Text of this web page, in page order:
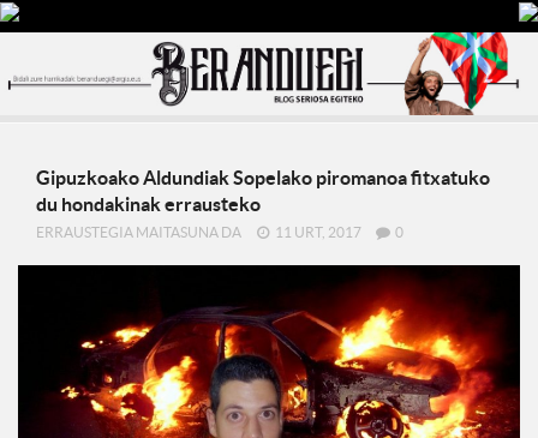
Gipuzkoako Aldundiak Sopelako piromanoa fitxatuko
du hondakinak errausteko
ERRAUSTEGIA MAITASUNA DA 11 URT, 2017 0